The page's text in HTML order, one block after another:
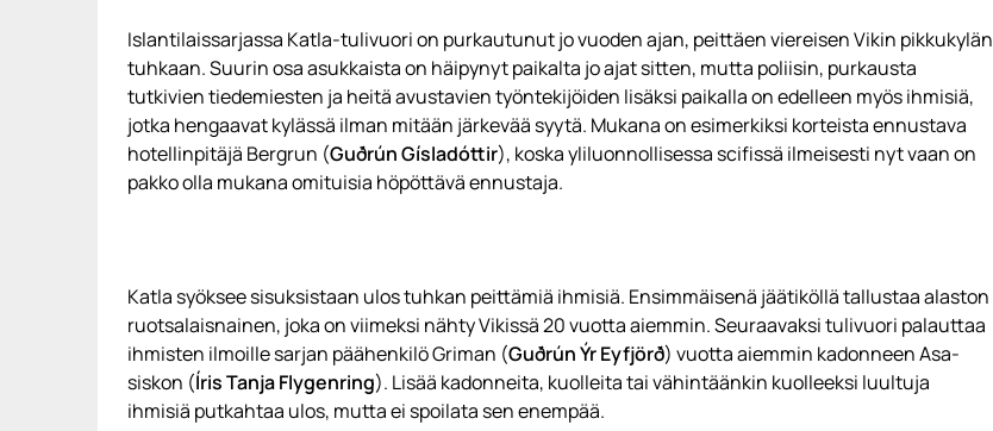
Islantilaissarjassa Katla-tulivuori on purkautunut jo vuoden ajan, peittäen viereisen Vikin pikkukylän
tuhkaan. Suurin osa asukkaista on häipynyt paikalta jo ajat sitten, mutta poliisin, purkausta
tutkivien tiedemiesten ja heitä avustavien työntekijöiden lisäksi paikalla on edelleen myös ihmisiä,
jotka hengaavat kylässä ilman mitään järkevää syytä. Mukana on esimerkiksi korteista ennustava
hotellinpitäjä Bergrun (Guðrún Gísladóttir), koska yliluonnollisessa scifissä ilmeisesti nyt vaan on
pakko olla mukana omituisia höpöttävä ennustaja.
Katla syöksee sisuksistaan ulos tuhkan peittämiä ihmisiä. Ensimmäisenä jäätiköllä tallustaa alaston
ruotsalaisnainen, joka on viimeksi nähty Vikissä 20 vuotta aiemmin. Seuraavaksi tulivuori palauttaa
ihmisten ilmoille sarjan päähenkilö Griman (Guðrún Ýr Eyfjörð) vuotta aiemmin kadonneen Asa-
siskon (Íris Tanja Flygenring). Lisää kadonneita, kuolleita tai vähintäänkin kuolleeksi luultuja
ihmisiä putkahtaa ulos, mutta ei spoilata sen enempää.